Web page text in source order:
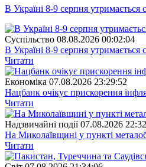
В Україні 8-9 серпня утримається
Суспiльство 08.08.2026 00:02:04
В Україні 8-9 серпня утримається
Читати
Економіка 07.08.2026 23:29:52
Нацбанк очікує прискорення
Читати
Надзвичайні події 07.08.2026
На Миколаївщині у пункті
Читати